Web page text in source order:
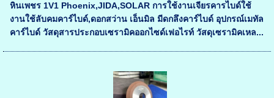
หินเพชร 1V1 Phoenix,JIDA,SOLAR การใช้งานเจียรคารไบด์ใช้
งานใช้ลับคมคาร์ไบด์,ดอกสว่าน เอ็นมิล มีดกลึงคาร์ไบด์ อุปกรณ์เมทัล
คาร์ไบด์ วัสดุสารประกอบเซรามิคออกไซด์เฟอไรท์ วัสดุเซรามิคเหล...